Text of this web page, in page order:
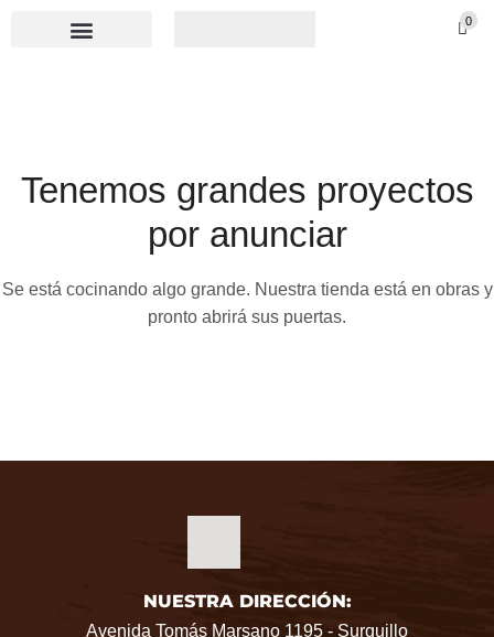
0
Tenemos grandes proyectos
por anunciar
Se está cocinando algo grande. Nuestra tienda está en obras y
pronto abrirá sus puertas.
NUESTRA DIRECCIÓN:
Avenida Tomás Marsano 1195 - Surquillo